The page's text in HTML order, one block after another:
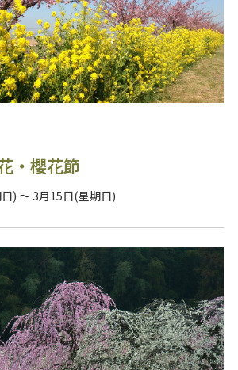
・櫻花節
) ～ 3月15日(星期日)